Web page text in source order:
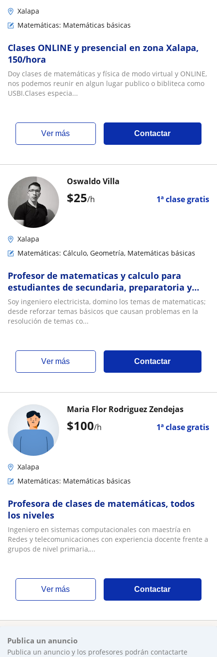
Xalapa
Matemáticas: Matemáticas básicas
Clases ONLINE y presencial en zona Xalapa,
150/hora
Doy clases de matemáticas y física de modo virtual y ONLINE,
nos podemos reunir en algun lugar publico o bibliteca como
USBI.Clases especia...
ver más Contactar
$25/h 1ª clase gratis
Oswaldo Villa
Xalapa
Matemáticas: Cálculo, Geometría, Matemáticas básicas
Profesor de matematicas y calculo para
estudiantes de secundaria, preparatoria y
licenciatura
Soy ingeniero electricista, domino los temas de matematicas;
desde reforzar temas básicos que causan problemas en la
resolución de temas co...
ver más Contactar
$100/h 1ª clase gratis
Maria Flor Rodriguez Zendejas
Xalapa
Matemáticas: Matemáticas básicas
Profesora de clases de matemáticas, todos
los niveles
Ingeniero en sistemas computacionales con maestría en
Redes y telecomunicaciones con experiencia docente frente a
grupos de nivel primaria,...
ver más Contactar
Publica un anuncio
Publica un anuncio y los profesores podrán contactarte